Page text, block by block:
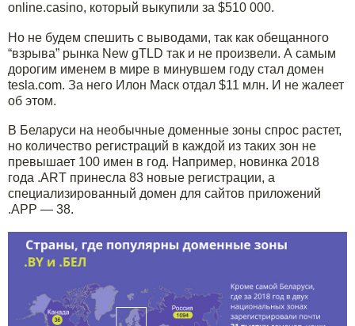
online.casino, который выкупили за $510 000.
Но не будем спешить с выводами, так как обещанного
“взрыва” рынка New gTLD так и не произвели. А самым
дорогим именем в мире в минувшем году стал домен
tesla.com. За него Илон Маск отдал $11 млн. И не жалеет
об этом.
В Беларуси на необычные доменные зоны спрос растет,
но количество регистраций в каждой из таких зон не
превышает 100 имен в год. Например, новинка 2018
года .ART принесла 83 новые регистрации, а
специализированный домен для сайтов приложений
.APP — 38.